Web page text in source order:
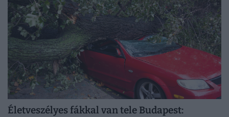
Életveszélyes fákkal van tele Budapest: